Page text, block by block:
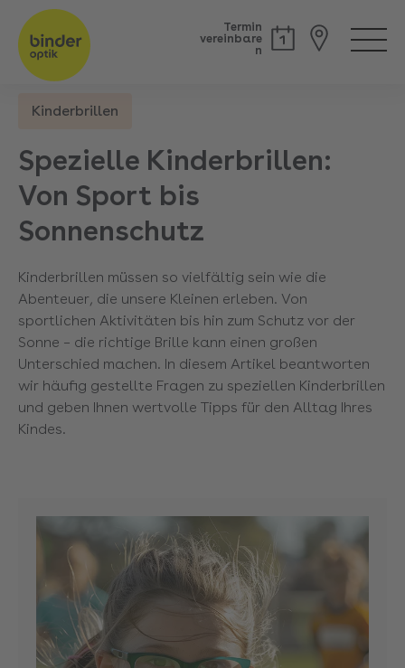
Termin
vereinbare
n
Back
Kinderbrillen
Spezielle Kinderbrillen:
Von Sport bis
Sonnenschutz
Kinderbrillen müssen so vielfältig sein wie die
Abenteuer, die unsere Kleinen erleben. Von
sportlichen Aktivitäten bis hin zum Schutz vor der
Sonne – die richtige Brille kann einen großen
Unterschied machen. In diesem Artikel beantworten
wir häufig gestellte Fragen zu speziellen Kinderbrillen
und geben Ihnen wertvolle Tipps für den Alltag Ihres
Kindes.